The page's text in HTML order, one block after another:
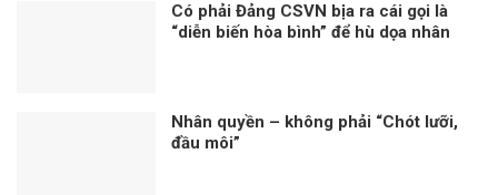
Có phải Đảng CSVN bịa ra cái gọi là
“diễn biến hòa bình” để hù dọa nhân
Nhân quyền – không phải “Chót lưỡi,
đầu môi”